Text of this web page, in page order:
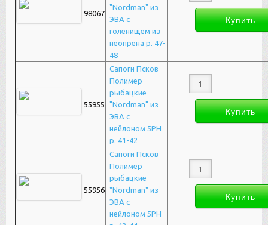
98067
"Nordman" из
ЭВА с
голенищем из
неопрена р. 47-
48
55955
Сапоги Псков
Полимер
рыбацкие
"Nordman" из
ЭВА с
нейлоном 5РН
р. 41-42
55956
Сапоги Псков
Полимер
рыбацкие
"Nordman" из
ЭВА с
нейлоном 5РН